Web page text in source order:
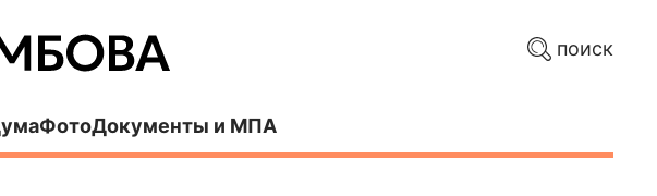
поиск
ФотоДокументы и МПА